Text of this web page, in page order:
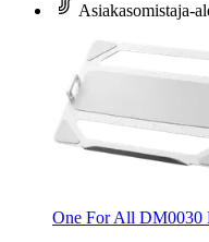
Asiakasomistaja-
One For All DM0030